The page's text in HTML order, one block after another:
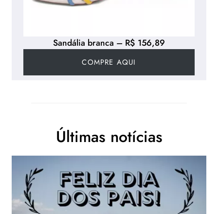
Sandália branca – R$ 156,89
COMPRE AQUI
Últimas notícias